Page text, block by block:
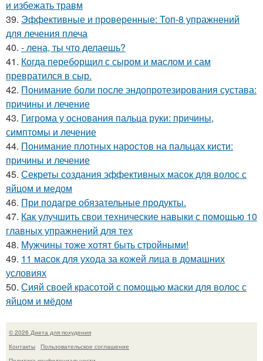
и избежать травм
39. Эффективные и проверенные: Топ-8 упражнений
для лечения плеча
40. - лена, ты что делаешь?
41. Когда переборщил с сыром и маслом и сам
превратился в сыр.
42. Понимание боли после эндопротезирования сустава:
причины и лечение
43. Гигрома у основания пальца руки: причины,
симптомы и лечение
44. Понимание плотных наростов на пальцах кисти:
причины и лечение
45. Секреты создания эффективных масок для волос с
яйцом и медом
46. При подагре обязательные продукты.
47. Как улучшить свои технические навыки с помощью 10
главных упражнений для тех
48. Мужчины тоже хотят быть стройными!
49. 11 масок для ухода за кожей лица в домашних
условиях
50. Сияй своей красотой с помощью маски для волос с
яйцом и мёдом
© 2026 Диета для похудения
Контакты
Пользовательское соглашение